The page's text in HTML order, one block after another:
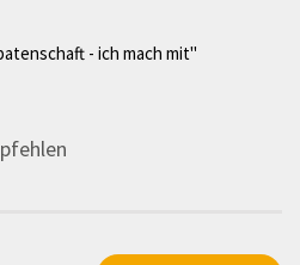
- ich mach mit"